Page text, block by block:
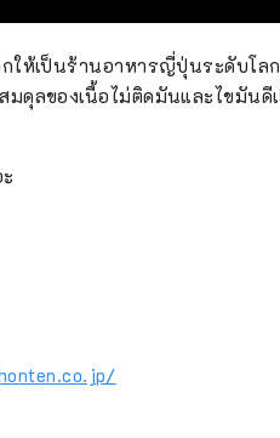
ห้เป็นร้านอาหารญี่ปุ่นระดับโลก
ดุลของเนื้อไม่ติดมันและไขมันดี